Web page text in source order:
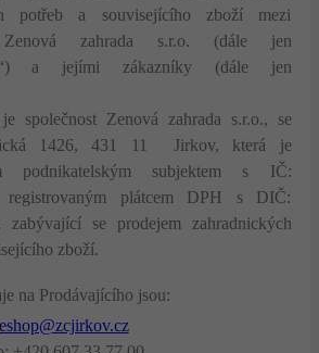
potřeb a souvisejícího zboží mezi
Zenová zahrada s.r.o. (dále jen
a jejími zákazníky (dále jen
společnost Zenová zahrada s.r.o., se
1426, 431 11 Jirkov, která je
podnikatelským subjektem s IČ:
registrovaným plátcem DPH s DIČ:
zabývající se prodejem zahradnických
zboží.
Prodávajícího jsou:
eshop@zcjirkov.cz